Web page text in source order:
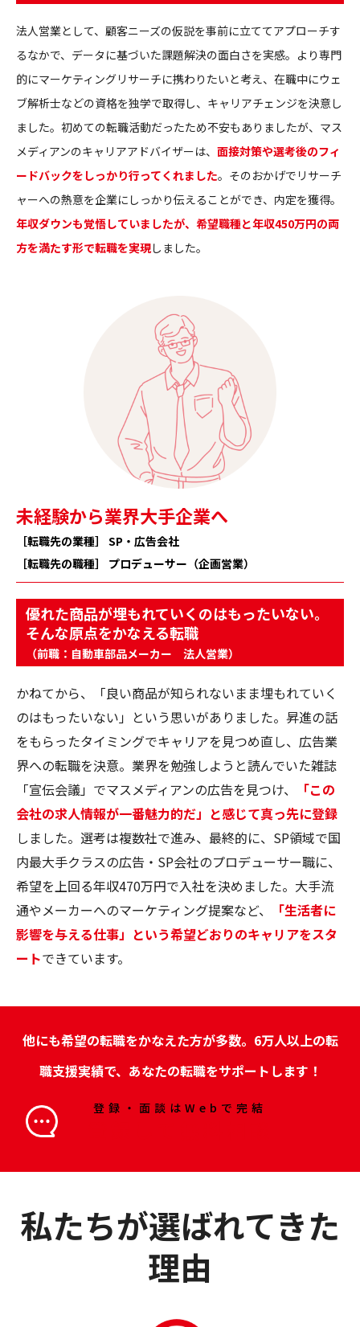
法人営業として、顧客ニーズの仮説を事前に立ててアプローチす
るなかで、データに基づいた課題解決の面白さを実感。より専門
的にマーケティングリサーチに携わりたいと考え、在職中にウェ
ブ解析士などの資格を独学で取得し、キャリアチェンジを決意し
ました。初めての転職活動だったため不安もありましたが、マス
メディアンのキャリアアドバイザーは、 面接対策や選考後のフィ
ードバックをしっかり行ってくれました。そのおかげでリサーチ
ャーへの熱意を企業にしっかり伝えることができ、内定を獲得。
年収ダウンも覚悟していましたが、希望職種と年収450万円の両
方を満たす形で転職を実現しました。
未経験から業界大手企業へ
［転職先の業種］ SP・広告会社
［転職先の職種］ プロデューサー（企画営業）
優れた商品が埋もれていくのはもったいない。
そんな原点をかなえる転職
（前職：自動車部品メーカー 法人営業）
かねてから、「良い商品が知られないまま埋もれていく
のはもったいない」という思いがありました。昇進の話
をもらったタイミングでキャリアを見つめ直し、広告業
界への転職を決意。業界を勉強しようと読んでいた雑誌
「宣伝会議」でマスメディアンの広告を見つけ、
「この
会社の求人情報が一番魅力的だ」と感じて真っ先に登録
しました。選考は複数社で進み、最終的に、SP領域で国
内最大手クラスの広告・SP会社のプロデューサー職に、
希望を上回る年収470万円で入社を決めました。大手流
通やメーカーへのマーケティング提案など、
「生活者に
影響を与える仕事」という希望どおりのキャリアをスタ
ートできています。
他にも希望の転職をかなえた方が多数。6万人以上の転
職支援実績で、あなたの転職をサポートします！
登録・面談はWebで完結
私たちが選ばれてきた
理由